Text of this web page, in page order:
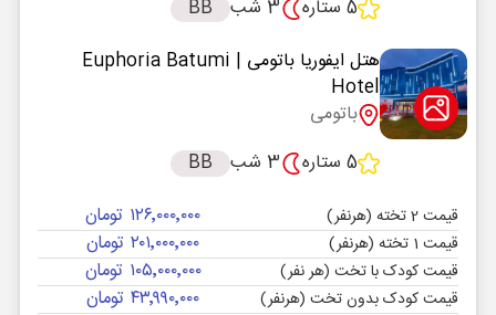
5 ستاره 3 شب
BB
هتل ایفوریا باتومی
| Euphoria Batumi
Hotel
باتومی
5 ستاره
3 شب BB
قیمت 2 تخته (هرنفر) ۱۲۶٬۰۰۰٬۰۰۰ تومان
قیمت 1 تخته (هرنفر) ۲۰۱٬۰۰۰٬۰۰۰ تومان
قیمت کودک با تخت (هر نفر) ۱۰۵٬۰۰۰٬۰۰۰ تومان
قیمت کودک بدون تخت (هرنفر) ۴۳٬۹۹۰٬۰۰۰ تومان